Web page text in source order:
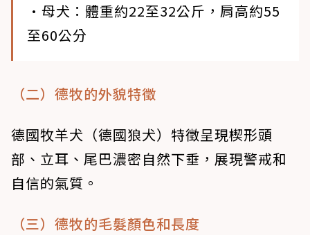
•母犬：體重約22至32公斤，肩高約55
至60公分
（二）德牧的外貌特徵
德國牧羊犬（德國狼犬）特徵呈現楔形頭
部、立耳、尾巴濃密自然下垂，展現警戒和
自信的氣質。
（三）德牧的毛髮顏色和長度